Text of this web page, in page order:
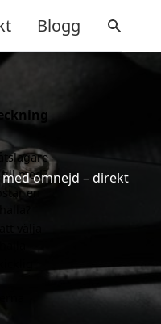
Blogg
omnejd – direkt
med?
en